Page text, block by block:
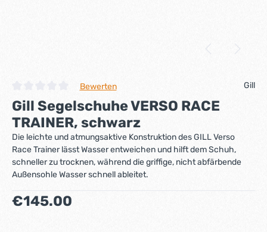
Durchschnittliche Bewertung von 0 von 5 Sternen
Bewerten Gill
Gill Segelschuhe VERSO RACE
TRAINER, schwarz
Die leichte und atmungsaktive Konstruktion des GILL Verso
Race Trainer lässt Wasser entweichen und hilft dem Schuh,
schneller zu trocknen, während die griffige, nicht abfärbende
Außensohle Wasser schnell ableitet.
Regulärer Preis:
€145.00